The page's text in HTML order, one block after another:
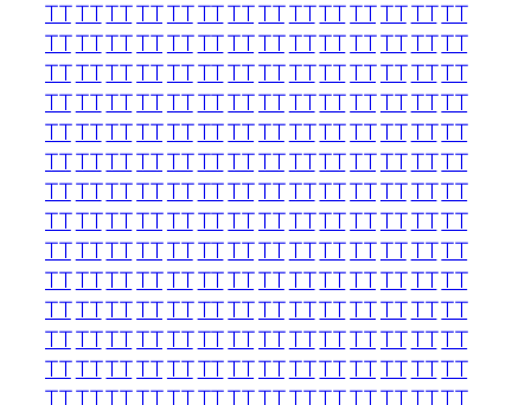
TTTTTTTTTTTTTTTTTTTTTTTTTTTT
TTTTTTTTTTTTTTTTTTTTTTTTTTTT
TTTTTTTTTTTTTTTTTTTTTTTTTTTT
TTTTTTTTTTTTTTTTTTTTTTTTTTTT
TTTTTTTTTTTTTTTTTTTTTTTTTTTT
TTTTTTTTTTTTTTTTTTTTTTTTTTTT
TTTTTTTTTTTTTTTTTTTTTTTTTTTT
TTTTTTTTTTTTTTTTTTTTTTTTTTTT
TTTTTTTTTTTTTTTTTTTTTTTTTTTT
TTTTTTTTTTTTTTTTTTTTTTTTTTTT
TTTTTTTTTTTTTTTTTTTTTTTTTTTT
TTTTTTTTTTTTTTTTTTTTTTTTTTTT
TTTTTTTTTTTTTTTTTTTTTTTTTTTT
TTTTTTTTTTTTTTTTTTTTTTTTTTTT